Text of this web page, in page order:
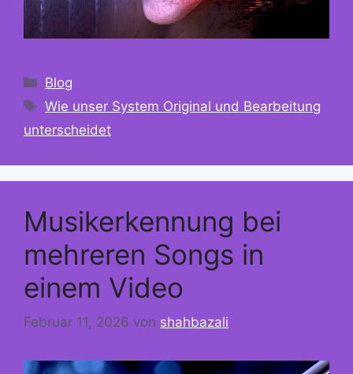
Kategorien
Blog
Schlagwörter
Wie unser System Original und Bearbeitung
unterscheidet
Musikerkennung bei
mehreren Songs in
einem Video
Februar 11, 2026 von shahbazali